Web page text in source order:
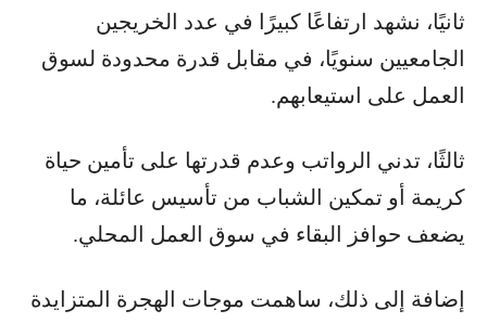
ثانيًا، نشهد ارتفاعًا كبيرًا في عدد الخريجين
الجامعيين سنويًا، في مقابل قدرة محدودة لسوق
العمل على استيعابهم.
ثالثًا، تدني الرواتب وعدم قدرتها على تأمين حياة
كريمة أو تمكين الشباب من تأسيس عائلة، ما
يضعف حوافز البقاء في سوق العمل المحلي.
إضافة إلى ذلك، ساهمت موجات الهجرة المتزايدة